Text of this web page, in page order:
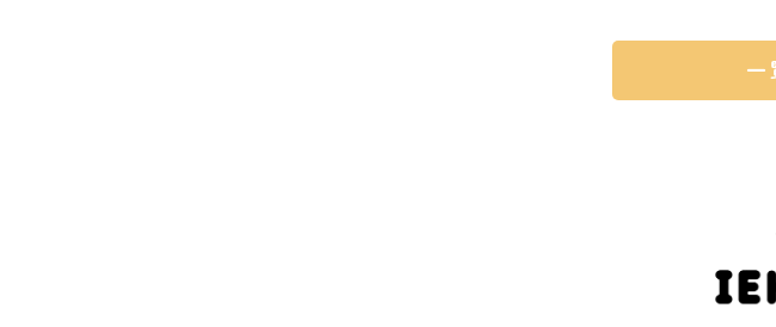
一